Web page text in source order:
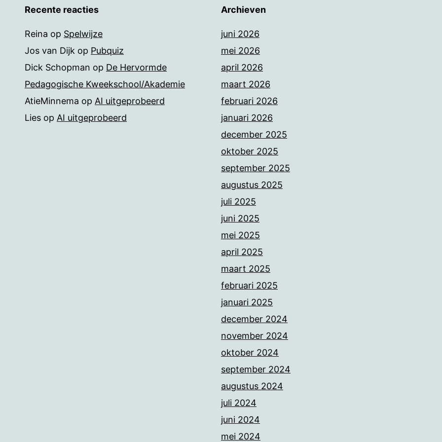
Recente reacties
Reina op Spelwijze
Jos van Dijk op Pubquiz
Dick Schopman op De Hervormde
Pedagogische Kweekschool/Akademie
AtieMinnema op AI uitgeprobeerd
Lies op AI uitgeprobeerd
Archieven
juni 2026
mei 2026
april 2026
maart 2026
februari 2026
januari 2026
december 2025
oktober 2025
september 2025
augustus 2025
juli 2025
juni 2025
mei 2025
april 2025
maart 2025
februari 2025
januari 2025
december 2024
november 2024
oktober 2024
september 2024
augustus 2024
juli 2024
juni 2024
mei 2024